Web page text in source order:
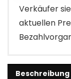
Verkäufer
aktuellen
Beschreibung